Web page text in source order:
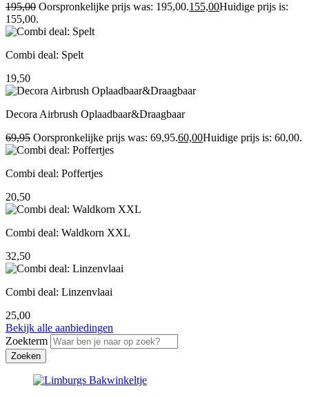
195,00 Oorspronkelijke prijs was: 195,00.155,00Huidige prijs is:
155,00.
Combi deal: Spelt
19,50
Decora Airbrush Oplaadbaar&Draagbaar
69,95 Oorspronkelijke prijs was: 69,95.60,00Huidige prijs is: 60,00.
Combi deal: Poffertjes
20,50
Combi deal: Waldkorn XXL
32,50
Combi deal: Linzenvlaai
25,00
Bekijk alle aanbiedingen
Zoekterm